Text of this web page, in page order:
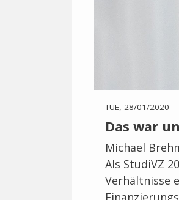
TUE, 28/01/2020
Das war
Michael
Als StudiVZ
Verhältnisse